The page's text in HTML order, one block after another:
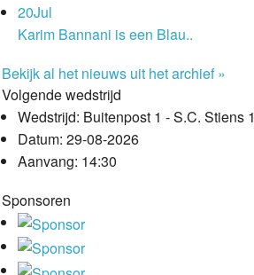
20Jul
Karim Bannani is een Blau..
Bekijk al het nieuws uit het archief »
Volgende wedstrijd
Wedstrijd: Buitenpost 1 - S.C. Stiens 1
Datum: 29-08-2026
Aanvang: 14:30
Sponsoren